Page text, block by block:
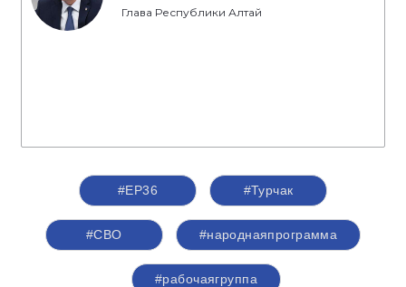
Глава Республики Алтай
#ЕР36 #Турчак
#СВО #народнаяпрограмма
#рабочаягруппа